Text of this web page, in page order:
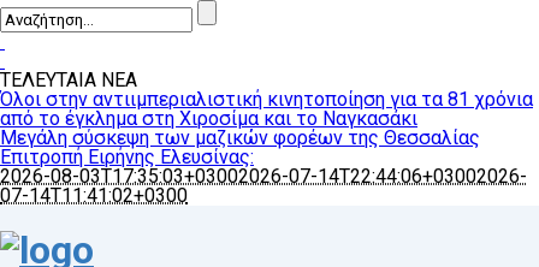
ΤΕΛΕΥΤΑΙΑ ΝΕΑ
Όλοι στην αντιιμπεριαλιστική κινητοποίηση για τα 81 χρόνια
από το έγκλημα στη Χιροσίμα και το Ναγκασάκι
Μεγάλη σύσκεψη των μαζικών φορέων της Θεσσαλίας
Επιτροπή Ειρήνης Ελευσίνας:
2026-08-03T17:35:03+03002026-07-14T22:44:06+03002026-
07-14T11:41:02+0300